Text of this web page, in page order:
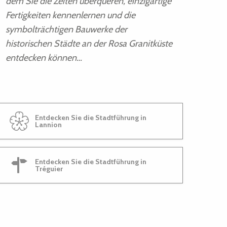
Fertigkeiten kennenlernen und die
symbolträchtigen Bauwerke der
historischen Städte an der Rosa Granitküste
entdecken können…
Entdecken Sie die Stadtführung in
Lannion
Entdecken Sie die Stadtführung in
Tréguier